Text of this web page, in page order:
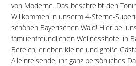
von Moderne. Das beschreibt den
Willkommen in unserm 4-Sterne-
schönen Bayerischen Wald! Hier bei
familien­freundlichen Wellnesshotel in
Bereich, erleben kleine und große
Alleinreisende, ihr ganz persönliches